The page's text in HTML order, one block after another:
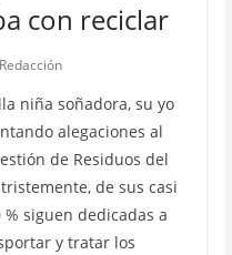
con reciclar
niña soñadora, su yo
alegaciones al
de Residuos del
de sus casi
siguen dedicadas a
y tratar los